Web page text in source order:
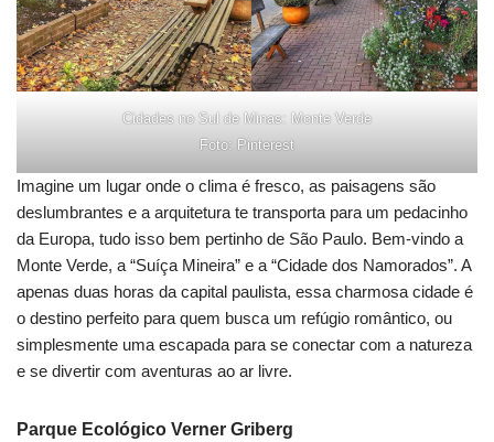
Cidades no Sul de Minas: Monte Verde
Foto: Pinterest
Imagine um lugar onde o clima é fresco, as paisagens são
deslumbrantes e a arquitetura te transporta para um pedacinho
da Europa, tudo isso bem pertinho de São Paulo. Bem-vindo a
Monte Verde, a “Suíça Mineira” e a “Cidade dos Namorados”. A
apenas duas horas da capital paulista, essa charmosa cidade é
o destino perfeito para quem busca um refúgio romântico, ou
simplesmente uma escapada para se conectar com a natureza
e se divertir com aventuras ao ar livre.
Parque Ecológico Verner Griberg